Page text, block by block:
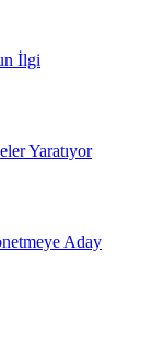
İlgi
Yaratıyor
Aday